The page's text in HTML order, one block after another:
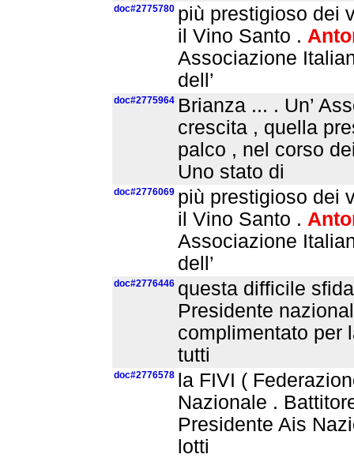
doc#2775780 più prestigioso dei
il Vino Santo .
Associazione
dell’
doc#2775964 Brianza ... . Un’
crescita , quella
palco , nel corso
Uno stato di
doc#2776069 più prestigioso dei
il Vino Santo .
Associazione
dell’
doc#2776446 questa difficile
Presidente
complimentato per
tutti
doc#2776578
la FIVI (
Nazionale .
Presidente Ais
lotti